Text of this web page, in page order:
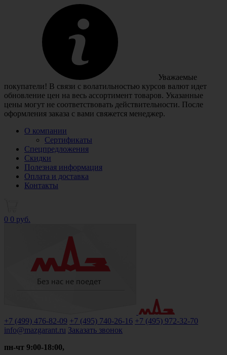
Уважаемые
покупатели! В связи с волатильностью курсов валют идет
обновление цен на весь ассортимент товаров. Указанные
цены могут не соответствовать действительности. После
оформления заказа с вами свяжется менеджер.
О компании
Сертификаты
Спецпредложения
Скидки
Полезная информация
Оплата и доставка
Контакты
0 0 руб.
+7 (499) 476-82-09 +7 (495) 740-26-16 +7 (495) 972-32-70
info@mazgarant.ru Заказать звонок
пн-чт 9:00-18:00,